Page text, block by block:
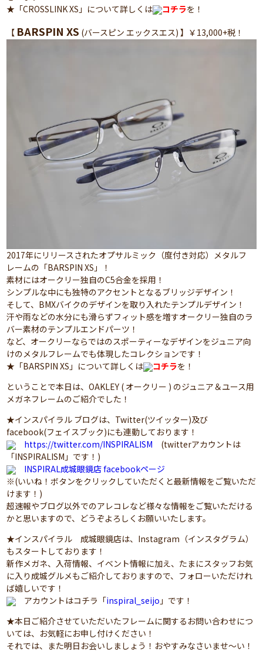
★「CROSSLINK XS」について詳しくは
コチラを！
【 BARSPIN XS (バースピン エックスエス) 】￥13,000+税！
2017年にリリースされたオプサルミック（度付き対応）メタルフ
レームの「BARSPIN XS」！
素材にはオークリー独自のC5合金を採用！
シンプルな中にも独特のアクセントとなるブリッジデザイン！
そして、BMXバイクのデザインを取り入れたテンプルデザイン！
汗や雨などの水分にも滑らずフィット感を増すオークリー独自のラ
バー素材のテンプルエンドパーツ！
など、オークリーならではのスポーティーなデザインをジュニア向
けのメタルフレームでも体現したコレクションです！
★「BARSPIN XS」について詳しくは
コチラを！
ということで本日は、OAKLEY ( オークリー ) のジュニア＆ユース用
メガネフレームのご紹介でした！
★インスパイラル ブログは、Twitter(ツイッター)及び
facebook(フェイスブック)にも連動しております！
https://twitter.com/INSPIRALISM (twitterアカウントは
「INSPIRALISM」です！)
INSPIRAL成城眼鏡店 facebookページ
※(いいね！ボタンをクリックしていただくと最新情報をご覧いただ
けます！)
超速報やブログ以外でのアレコレなど様々な情報をご覧いただける
かと思いますので、どうぞよろしくお願いいたします。
★インスパイラル 成城眼鏡店は、Instagram（インスタグラム）
もスタートしております！
新作メガネ、入荷情報、イベント情報に加え、たまにスタッフお気
に入り成城グルメもご紹介しておりますので、フォローいただけれ
ば嬉しいです！
アカウントはコチラ「inspiral_seijo 」です！
★本日ご紹介させていただいたフレームに関するお問い合わせにつ
いては、お気軽にお申し付けください！
それでは、また明日お会いしましょう！おやすみなさいませ～い！